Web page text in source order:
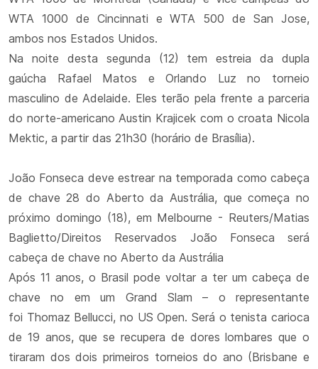
WTA 1000 de Cincinnati e WTA 500 de San Jose,
ambos nos Estados Unidos.
Na noite desta segunda (12) tem estreia da dupla
gaúcha Rafael Matos e Orlando Luz no torneio
masculino de Adelaide. Eles terão pela frente a parceria
do norte-americano Austin Krajicek com o croata Nicola
Mektic, a partir das 21h30 (horário de Brasília).
João Fonseca deve estrear na temporada como cabeça
de chave 28 do Aberto da Austrália, que começa no
próximo domingo (18), em Melbourne - Reuters/Matias
Baglietto/Direitos Reservados João Fonseca será
cabeça de chave no Aberto da Austrália
Após 11 anos, o Brasil pode voltar a ter um cabeça de
chave no em um Grand Slam – o representante
foi Thomaz Bellucci, no US Open. Será o tenista carioca
de 19 anos, que se recupera de dores lombares que o
tiraram dos dois primeiros torneios do ano (Brisbane e